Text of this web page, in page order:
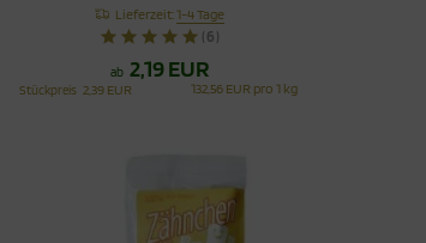
Lieferzeit:1-4 Tage
(6)
ab 2,19 EUR
Stückpreis 2,39 EUR 132,56 EUR pro 1 kg